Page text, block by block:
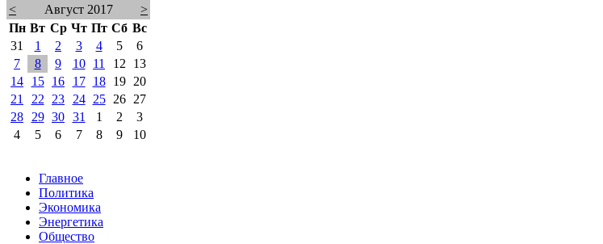
<
Август 2017
>
Пн Вт Ср Чт Пт Сб Вс
31
1 2 3 4 5
6
7
8 9 10 11 12
13
14
15 16 17 18 19
20
21
22 23 24 25 26
27
28
29 30 31 1 2
3
4
5 6 7 8 9 10
Главное
Политика
Экономика
Энергетика
Общество